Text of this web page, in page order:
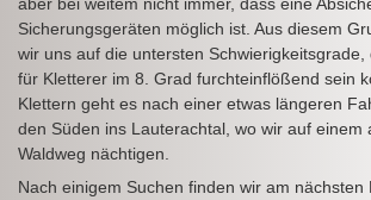
Sicherungsgeräten möglich ist. Aus diesem
wir uns auf die untersten
für Kletterer im 8. Grad furchteinflößend sein
Klettern geht es nach einer etwas längeren
den Süden ins Lauterachtal, wo wir auf einem
Waldweg nächtigen.
Nach einigem Suchen finden wir am nächsten